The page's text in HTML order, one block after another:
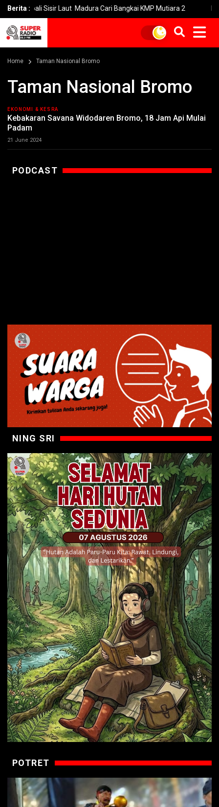
Berita :Sisir Laut Madura Cari Bangkai KMP Mutiara 2
Home Taman Nasional Bromo
Taman Nasional Bromo
EKONOMI & KESRA
Kebakaran Savana Widodaren Bromo, 18 Jam Api Mulai
Padam
21 June 2024
PODCAST
NING SRI
POTRET